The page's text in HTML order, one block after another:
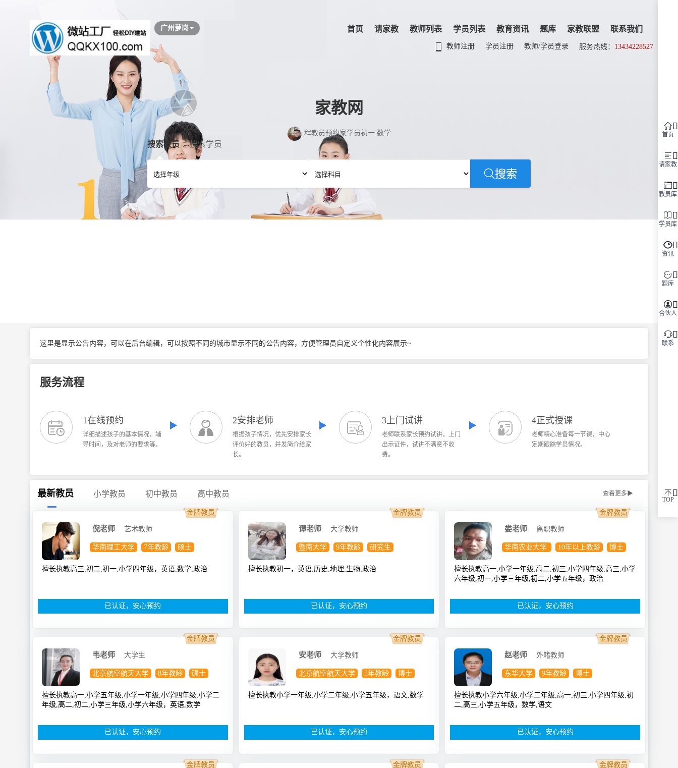
广州萝岗 首页 请家教 教师列表 学员列表 教育资讯 题库 家教联盟 联系我们
教师注册 学员注册 教师/学员登录 服务热线： 13434228527
家教网
张教员预约庄学员初二 化学,数学,英语,历史,语文,地理,生物,物
理
教员预约李学员小学四年级 生物,地理,历史,政治,物理,数学
项教员预约胥学员初一 化学
闻教员预约程学员小学二年级 历史,地理,化学,政治,数学,语文
吉教员预约陈学员小学一年级 数学
搜索教员 搜索学员
搜索
这里是显示公告内容，可以在后台编辑，可以按照不同的城市显示不同的公告内容，方便管理员自定义个性化内容展示~
服务流程
1在线预约
详细描述孩子的基本情况，辅
导时间，及对老师的要求等。
2安排老师
根据孩子情况，优先安排家长
评价好的教员，并发简介给家
长。
3上门试讲
老师联系家长预约试讲，上门
出示证件，试讲不满意不收
费。
4正式授课
老师精心准备每一节课，中心
定期跟踪学员情况。
最新教员 小学教员 初中教员 高中教员 查看更多▶
金牌教员
倪老师 艺术教师
华南理工大学 7年教龄 硕士
擅长执教高三,初二,初一,小学四年级，英语,数学,政治
已认证，安心预约
金牌教员
谭老师 大学教师
暨南大学 9年教龄 研究生
擅长执教初一，英语,历史,地理,生物,政治
已认证，安心预约
金牌教员
娄老师 离职教师
华南农业大学 10年以上教龄 博士
擅长执教高一,小学一年级,高二,初三,小学四年级,高三,小学
六年级,初一,小学三年级,初二,小学五年级，政治
已认证，安心预约
金牌教员
韦老师 大学生
北京航空航天大学 8年教龄 硕士
擅长执教高一,小学五年级,小学一年级,小学四年级,小学二
年级,高二,初二,小学三年级,小学六年级，英语,数学
已认证，安心预约
金牌教员
安老师 大学教师
北京航空航天大学 5年教龄 博士
擅长执教小学一年级,小学二年级,小学五年级，语文,数学
已认证，安心预约
金牌教员
赵老师 外籍教师
东华大学 9年教龄 博士
擅长执教小学六年级,小学二年级,高一,初三,小学四年级,初
二,高三,小学五年级，数学,语文
已认证，安心预约
金牌教员 金牌教员 金牌教员

首页

请家教

教员库

学员库

资讯

题库

合伙人

联系

TOP